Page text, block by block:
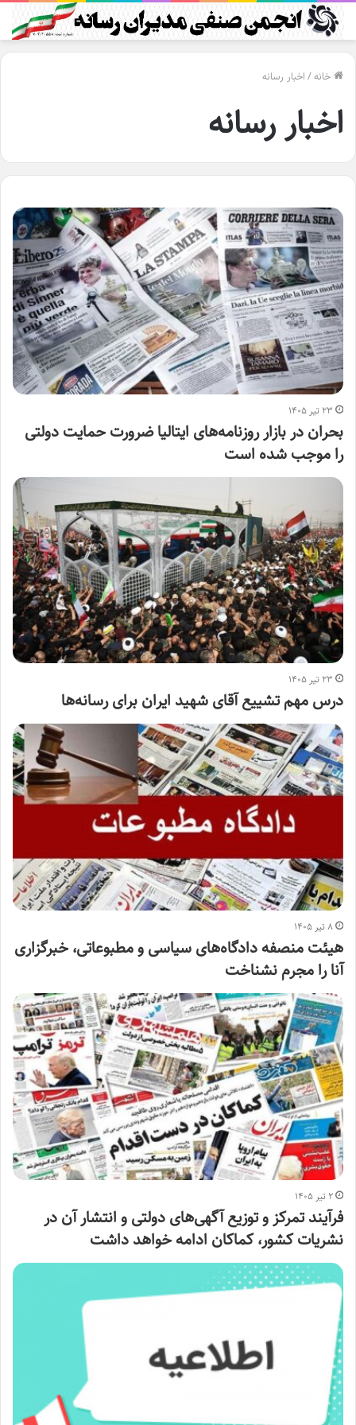
خانه/ اخبار رسانه
اخبار رسانه
۲۳ تیر ۱۴۰۵
بحران در بازار روزنامه‌های ایتالیا ضرورت حمایت دولتی
را موجب شده است
۲۳ تیر ۱۴۰۵
درس مهم تشییع آقای شهید ایران برای رسانه‌ها
۸ تیر ۱۴۰۵
هیئت منصفه دادگاه‌های سیاسی و مطبوعاتی، خبرگزاری
آنا را مجرم نشناخت
۲ تیر ۱۴۰۵
فرآیند تمرکز و توزیع آگهی‌های دولتی و انتشار آن‌ در
نشریات کشور، کماکان ادامه خواهد داشت